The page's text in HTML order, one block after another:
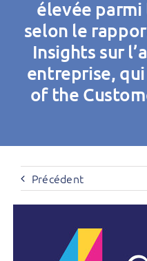
Contact
élevée
selon le
Insights sur
entreprise,
of the
Précédent